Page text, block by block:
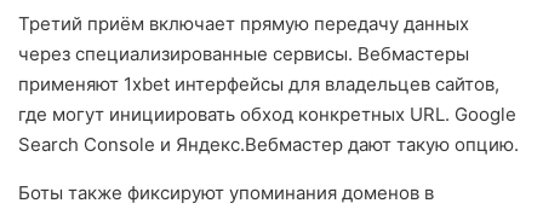
Третий приём включает прямую передачу данных
через специализированные сервисы. Вебмастеры
применяют 1xbet интерфейсы для владельцев сайтов,
где могут инициировать обход конкретных URL. Google
Search Console и Яндекс.Вебмастер дают такую опцию.
Боты также фиксируют упоминания доменов в